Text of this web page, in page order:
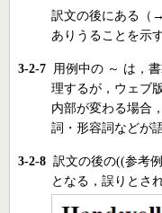
訳文の後にある（
ありうることを示
3-2-7用例中の ～ は，書
理するが，ウェブ
内部が変わる場合
詞・形容詞などが
3-2-8訳文の後の((参考
となる，誤りとさ